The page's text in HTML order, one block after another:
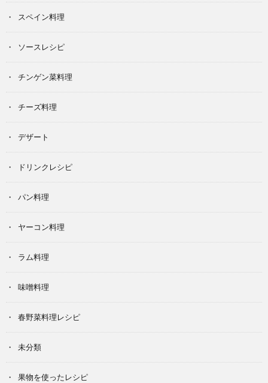
スペイン料理
ソースレシピ
チンゲン菜料理
チーズ料理
デザート
ドリンクレシピ
パン料理
ヤーコン料理
ラム料理
味噌料理
春野菜料理レシピ
未分類
果物を使ったレシピ